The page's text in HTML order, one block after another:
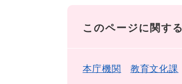
このページに関す
本庁機関 教育文化課